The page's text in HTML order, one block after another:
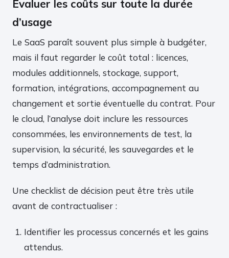
Évaluer les coûts sur toute la durée
d’usage
Le SaaS paraît souvent plus simple à budgéter,
mais il faut regarder le coût total : licences,
modules additionnels, stockage, support,
formation, intégrations, accompagnement au
changement et sortie éventuelle du contrat. Pour
le cloud, l’analyse doit inclure les ressources
consommées, les environnements de test, la
supervision, la sécurité, les sauvegardes et le
temps d’administration.
Une checklist de décision peut être très utile
avant de contractualiser :
Identifier les processus concernés et les gains
attendus.